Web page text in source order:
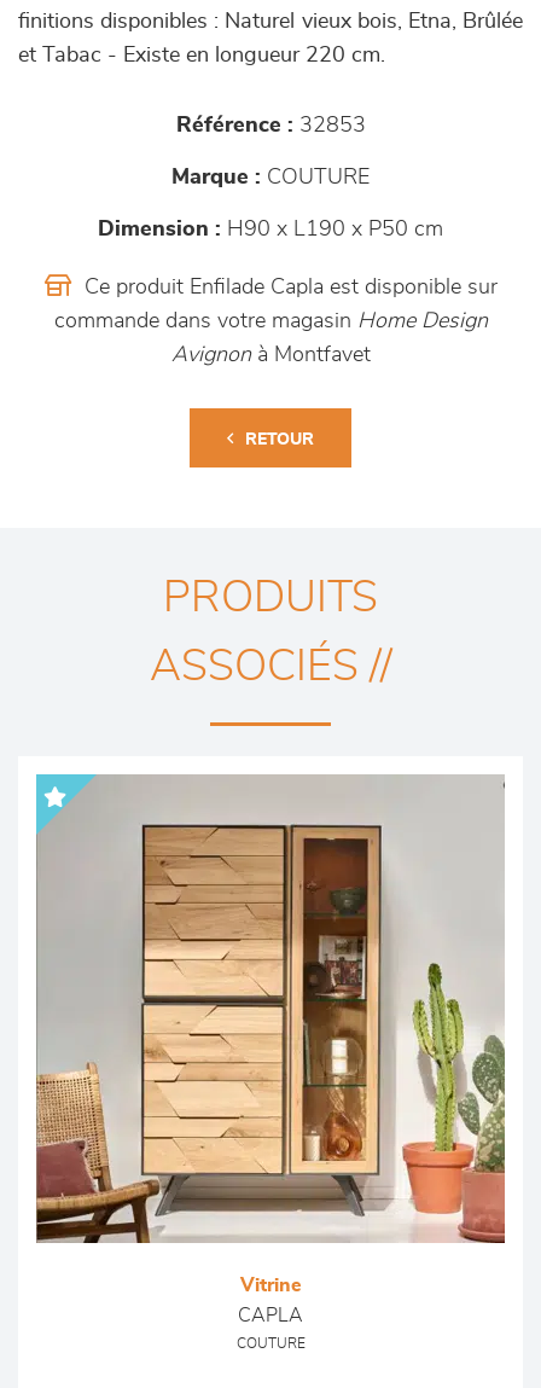
finitions disponibles : Naturel vieux bois, Etna, Brûlée
et Tabac - Existe en longueur 220 cm.
Référence : 32853
Marque : COUTURE
Dimension : H90 x L190 x P50 cm
Ce produit Enfilade Capla est disponible sur
commande dans votre magasin Home Design
Avignonà Montfavet
RETOUR
PRODUITS
ASSOCIÉS //
Vitrine
CAPLA
COUTURE